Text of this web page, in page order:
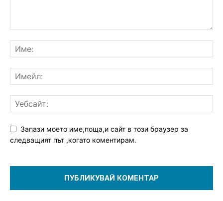
Запази моето име,поща,и сайт в този браузер за
следващият път ,когато коментирам.